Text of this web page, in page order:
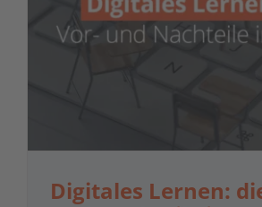
Digitales Lernen: